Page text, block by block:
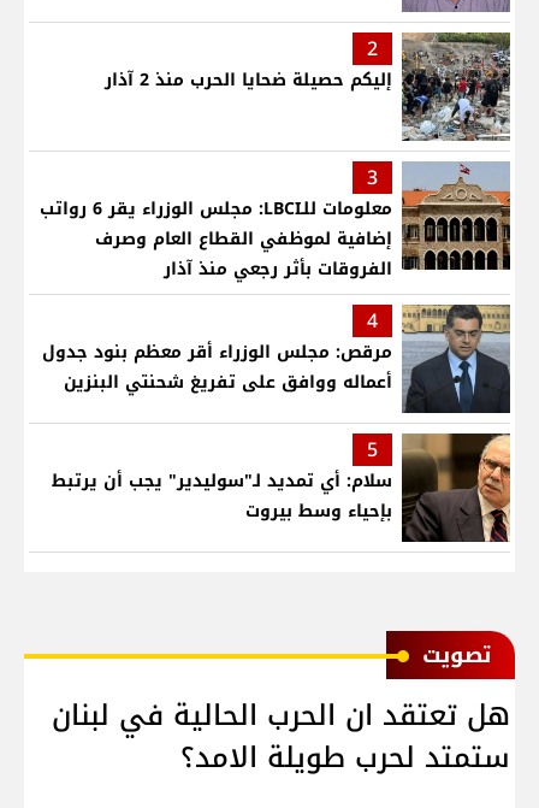
2
إليكم حصيلة ضحايا الحرب منذ 2 آذار
3
معلومات للـLBCI: مجلس الوزراء يقر 6 رواتب
إضافية لموظفي القطاع العام وصرف
الفروقات بأثر رجعي منذ آذار
4
مرقص: مجلس الوزراء أقر معظم بنود جدول
أعماله ووافق على تفريغ شحنتي البنزين
5
سلام: أي تمديد لـ"سوليدير" يجب أن يرتبط
بإحياء وسط بيروت
ﺗﺼﻮﻳﺖ
هل تعتقد ان الحرب الحالية في لبنان
ستمتد لحرب طويلة الامد؟